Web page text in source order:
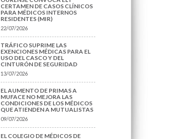
CERTAMEN DE CASOS CLÍNICOS
PARA MÉDICOS INTERNOS
RESIDENTES (MIR)
22/07/2026
TRÁFICO SUPRIME LAS
EXENCIONES MÉDICAS PARA EL
USO DEL CASCO Y DEL
CINTURÓN DE SEGURIDAD
13/07/2026
EL AUMENTO DE PRIMAS A
MUFACE NO MEJORA LAS
CONDICIONES DE LOS MÉDICOS
QUE ATIENDEN A MUTUALISTAS
09/07/2026
EL COLEGIO DE MÉDICOS DE